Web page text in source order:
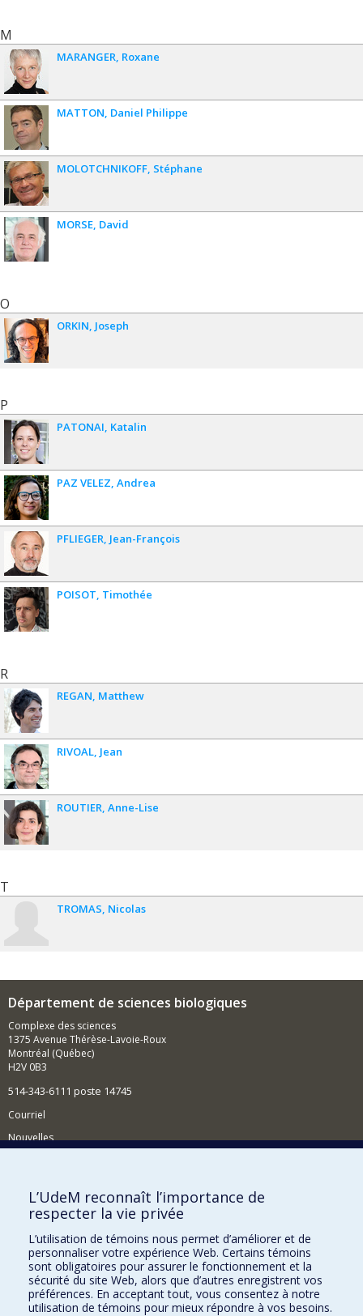
M
MARANGER Roxane
MATTON Daniel Philippe
MOLOTCHNIKOFF Stéphane
MORSE David
O
ORKIN Joseph
P
PATONAI Katalin
PAZ VELEZ Andrea
PFLIEGER Jean-François
POISOT Timothée
R
REGAN Matthew
RIVOAL Jean
ROUTIER Anne-Lise
T
TROMAS Nicolas
Département de sciences biologiques
Complexe des sciences
1375 Avenue Thérèse-Lavoie-Roux
Montréal (Québec)
H2V 0B3
514-343-6111 poste 14745
Courriel
Nouvelles
Comment soutenir le Département?
BESOIN D'AIDE?
Plan du site
Signaler une erreur
Accessibilité
L’UdeM reconnaît l’importance de
respecter la vie privée
L’utilisation de témoins nous permet d’améliorer et de
personnaliser votre expérience Web. Certains témoins
sont obligatoires pour assurer le fonctionnement et la
sécurité du site Web, alors que d’autres enregistrent vos
préférences. En acceptant tout, vous consentez à notre
utilisation de témoins pour mieux répondre à vos besoins.